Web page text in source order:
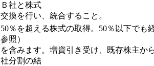
Ｂ社と株式
交換を行い、統合すること。
50％を超える株式の取得。50％以下でも
参照）
を含みます。増資引き受け、既存株主か
社分割の結